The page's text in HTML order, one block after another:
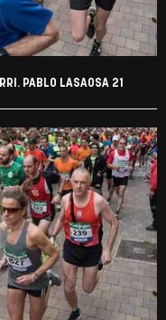
PABLO LASAOSA 21